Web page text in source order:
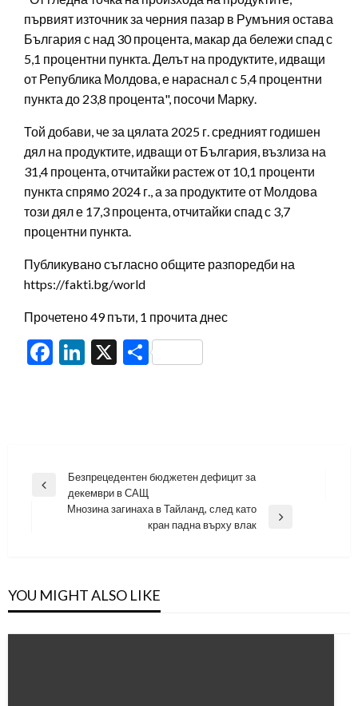
първият източник за черния пазар в Румъния остава
България с над 30 процента, макар да бележи спад с
5,1 процентни пункта. Делът на продуктите, идващи
от Република Молдова, е нараснал с 5,4 процентни
пункта до 23,8 процента", посочи Марку.
Той добави, че за цялата 2025 г. средният годишен
дял на продуктите, идващи от България, възлиза на
31,4 процента, отчитайки растеж от 10,1 проценти
пункта спрямо 2024 г., а за продуктите от Молдова
този дял е 17,3 процента, отчитайки спад с 3,7
процентни пункта.
Публикувано съгласно общите разпоредби на
https://fakti.bg/world
Прочетено 49 пъти, 1 прочита днес
Facebook
LinkedIn
X Share
Навигация
Previous
Безпрецедентен бюджетен дефицит за
декември в САЩ
Мнозина загинаха в Тайланд, след като
кран падна върху влак
YOU MIGHT ALSO LIKE